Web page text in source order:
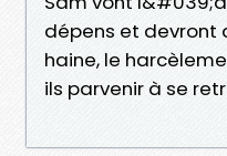
dépens et devront
haine, le
ils parvenir à se